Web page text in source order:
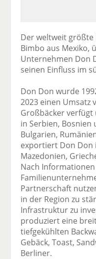
Der weltweit größte
Bimbo aus Mexiko,
Unternehmen Don
seinen Einfluss im
Don Don wurde
2023 einen Umsatz
Großbäcker
in Serbien, Bosnien
Bulgarien,
exportiert Don Don
Mazedonien,
Nach
Partnerschaft
in der Region zu
Infrastruktur zu
produziert eine
tiefgekühlten
Gebäck, Toast,
Berliner.